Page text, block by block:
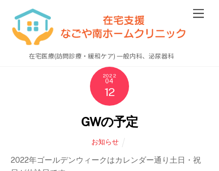
content
在宅医療(訪問診療・緩和ケア) 一般内科、泌尿器科
2022
04
12
GWの予定
お知らせ
2022年ゴールデンウィークはカレンダー通り土日・祝